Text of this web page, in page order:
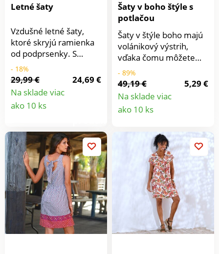
Letné šaty
Vzdušné letné šaty,
ktoré skryjú ramienka
od podprsenky. S
bočnými vreckami. Z
mäkkého splývavého
džerseja. Sú veľmi
príjemné na nosenie.
Možno prať pri 40 °C.
- 18%
29,99 €
24,69 €
Na sklade viac
ako 10 ks
Šaty v boho štýle s
potlačou
Šaty v štýle boho majú
volánikový výstrih,
vďaka čomu môžete
jedným zvodným
pohybom odhaliť svoje
ramená. Nízky, mierne
prispôsobený pás v
riasenom prevedení.
rozparkom, vpredu na
- 89%
49,19 €
5,29 €
Na sklade viac
ako 10 ks